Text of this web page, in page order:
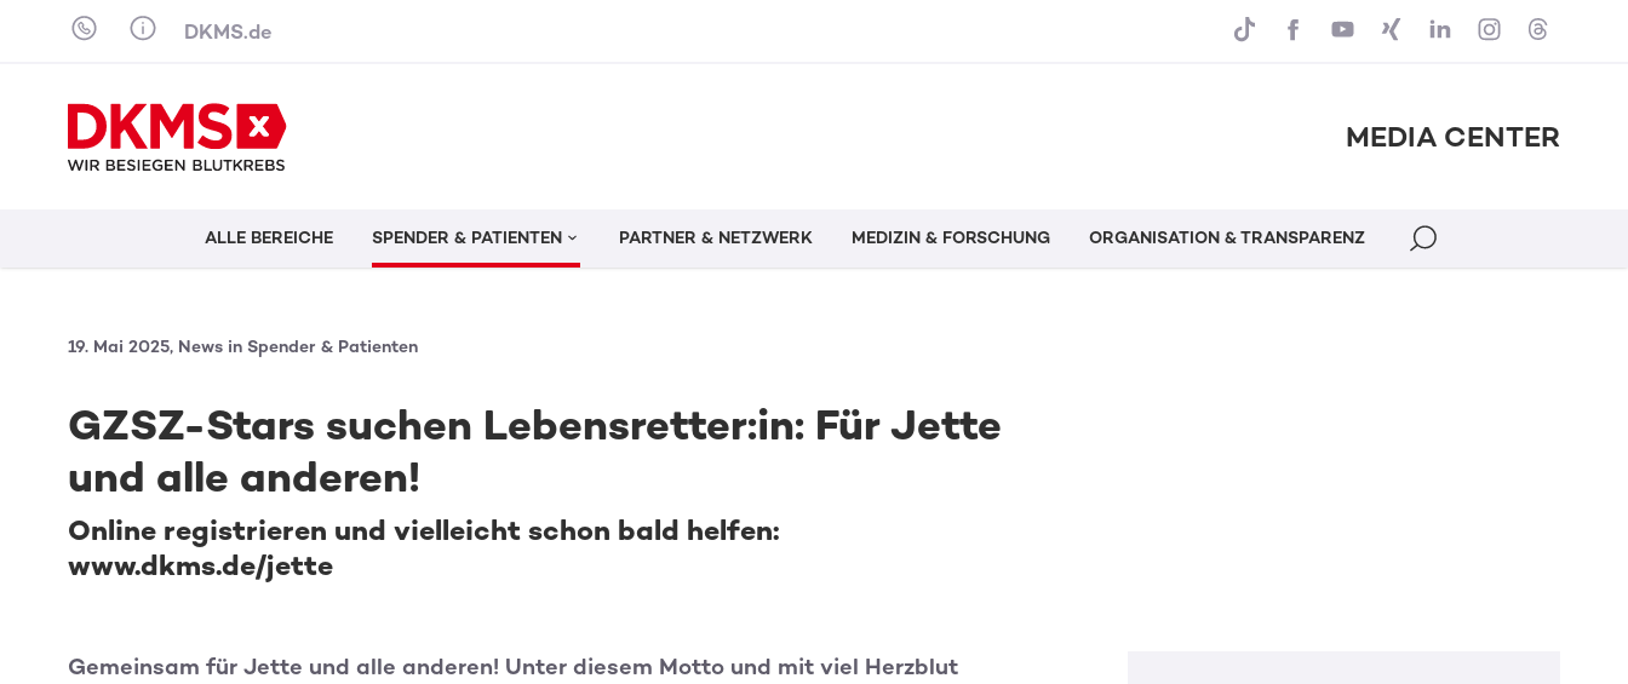
Skip to content
DKMS.de
MEDIA CENTER
ALLE BEREICHE SPENDER & PATIENTEN PARTNER & NETZWERK MEDIZIN & FORSCHUNG ORGANISATION & TRANSPARENZ
19. Mai 2025, News in Spender & Patienten
GZSZ-Stars suchen Lebensretter:in: Für Jette
und alle anderen!
Online registrieren und vielleicht schon bald helfen:
www.dkms.de/jette
Gemeinsam für Jette und alle anderen! Unter diesem Motto und mit viel Herzblut